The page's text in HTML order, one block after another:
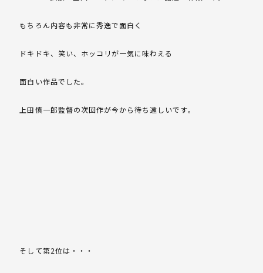
もちろん内容も非常に秀逸で面白く
ドキドキ、笑い、ホッコリが一気に味わえる
面白い作品でした。
上田慎一郎監督の次回作が今から待ち遠しいです。
そして第2位は・・・